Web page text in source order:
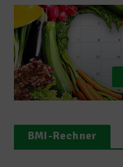
BMI-Rechner